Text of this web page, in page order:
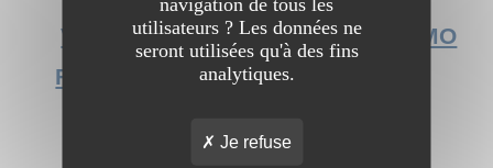
Voir l'interview du site RESIMARMO
France
Chercher " Granulats
utilisateurs ? Les données ne
seront utilisées qu'à des fins
analytiques.
Je refuse